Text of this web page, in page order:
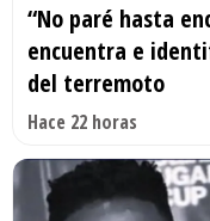
“No paré hasta
encuentra e
del terremoto
Hace 22 horas